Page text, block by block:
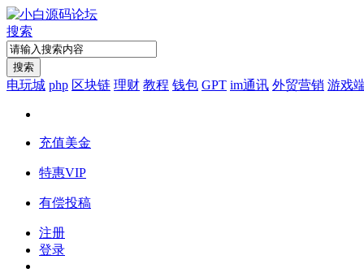
搜索
搜索
电玩城 php 区块链 理财 教程 钱包 GPT im通讯 外贸营销 游戏
充值美金
特惠VIP
有偿投稿
注册
登录